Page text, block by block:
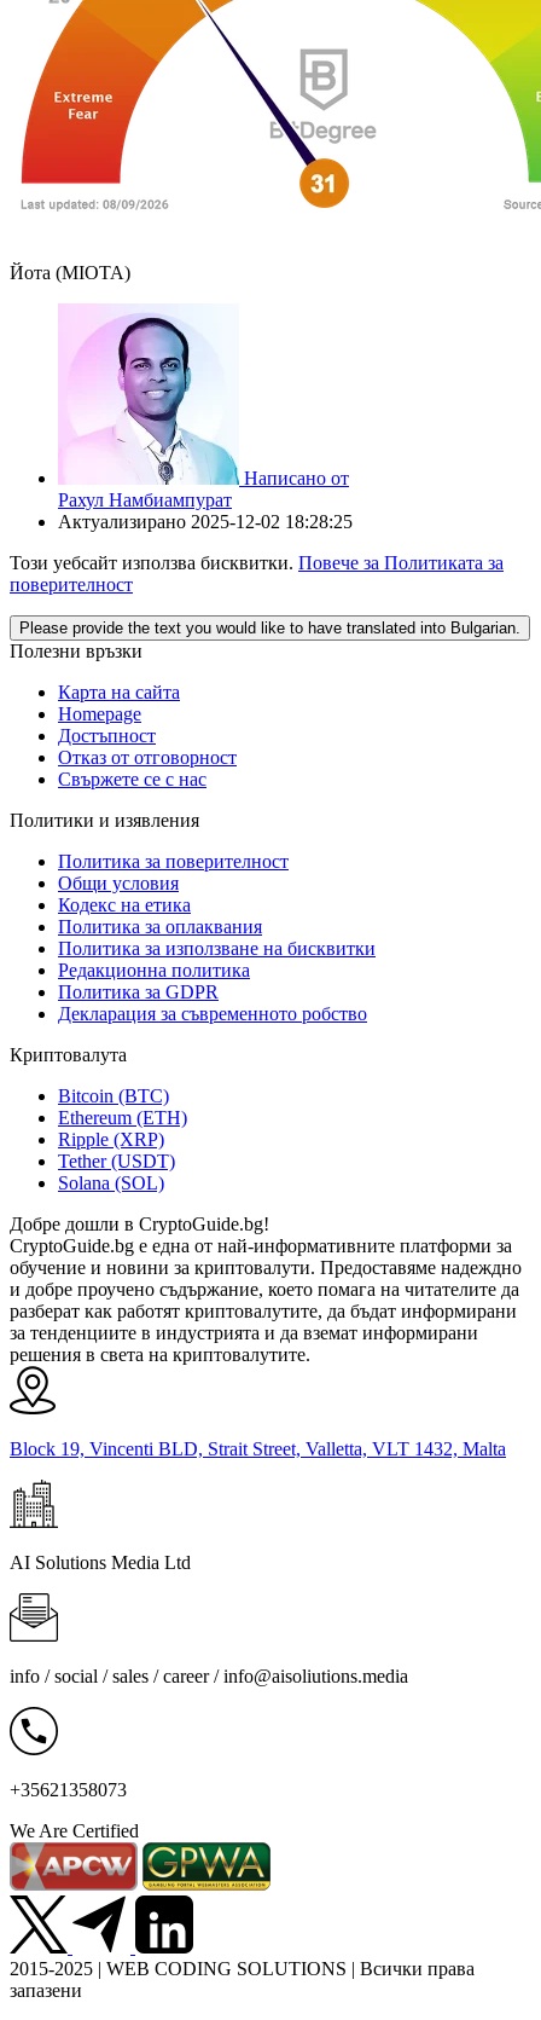
Йота (MIOTA)
Написано от
Рахул Намбиампурат
Актуализирано 2025-12-02 18:28:25
Този уебсайт използва бисквитки. Повече за Политиката за
поверителност
Please provide the text you would like to have translated into Bulgarian.
Полезни връзки
Карта на сайта
Homepage
Достъпност
Отказ от отговорност
Свържете се с нас
Политики и изявления
Политика за поверителност
Общи условия
Кодекс на етика
Политика за оплаквания
Политика за използване на бисквитки
Редакционна политика
Политика за GDPR
Декларация за съвременното робство
Криптовалута
Bitcoin (BTC)
Ethereum (ETH)
Ripple (XRP)
Tether (USDT)
Solana (SOL)
Добре дошли в CryptoGuide.bg!
CryptoGuide.bg е една от най-информативните платформи за
обучение и новини за криптовалути. Предоставяме надеждно
и добре проучено съдържание, което помага на читателите да
разберат как работят криптовалутите, да бъдат информирани
за тенденциите в индустрията и да вземат информирани
решения в света на криптовалутите.
Block 19, Vincenti BLD, Strait Street, Valletta, VLT 1432, Malta
AI Solutions Media Ltd
info / social / sales / career /info@aisoliutions.media
+35621358073
We Are Certified
2015-2025 | WEB CODING SOLUTIONS | Всички права
запазени